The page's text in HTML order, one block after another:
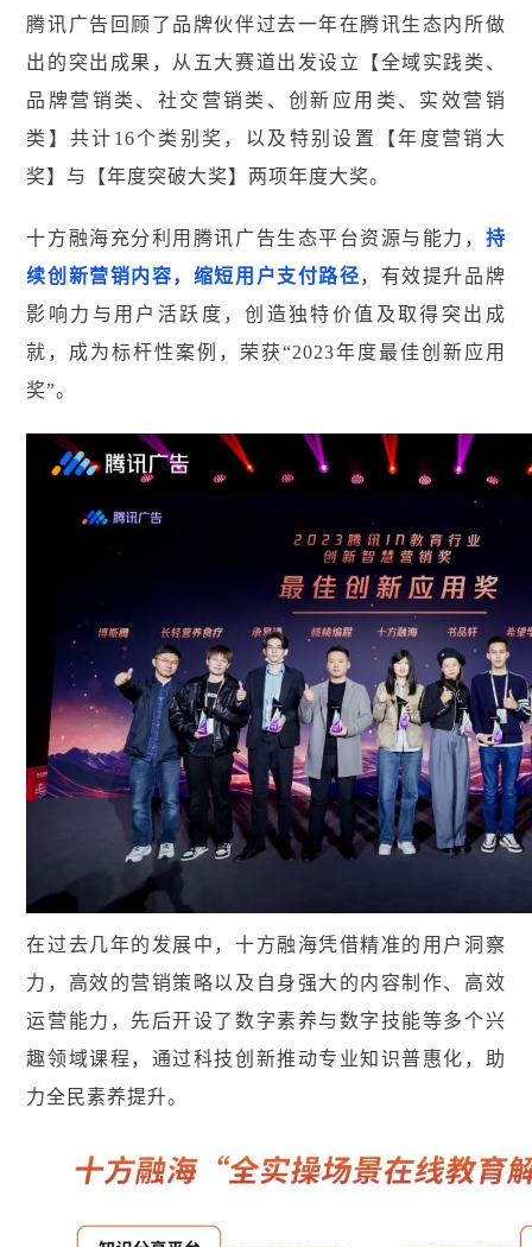
腾讯广告回顾了品牌伙伴过去一年在腾讯生态内所做
出的突出成果，从五大赛道出发设立【全域实践类、
品牌营销类、社交营销类、创新应用类、实效营销
类】共计16个类别奖，以及特别设置【年度营销大
奖】与【年度突破大奖】两项年度大奖。
十方融海充分利用腾讯广告生态平台资源与能力， 持
续创新营销内容，缩短用户支付路径，有效提升品牌
影响力与用户活跃度，创造独特价值及取得突出成
就，成为标杆性案例，荣获“2023年度最佳创新应用
奖”。
在过去几年的发展中，十方融海凭借精准的用户洞察
力，高效的营销策略以及自身强大的内容制作、高效
运营能力，先后开设了数字素养与数字技能等多个兴
趣领域课程，通过科技创新推动专业知识普惠化，助
力全民素养提升。